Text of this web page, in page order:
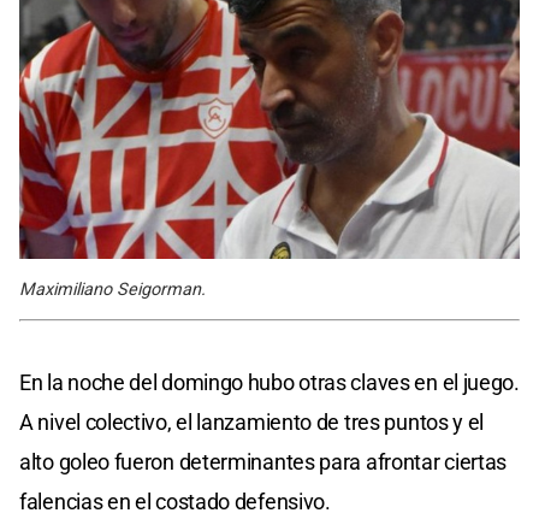
Maximiliano Seigorman.
En la noche del domingo hubo otras claves en el juego.
A nivel colectivo, el lanzamiento de tres puntos y el
alto goleo fueron determinantes para afrontar ciertas
falencias en el costado defensivo.